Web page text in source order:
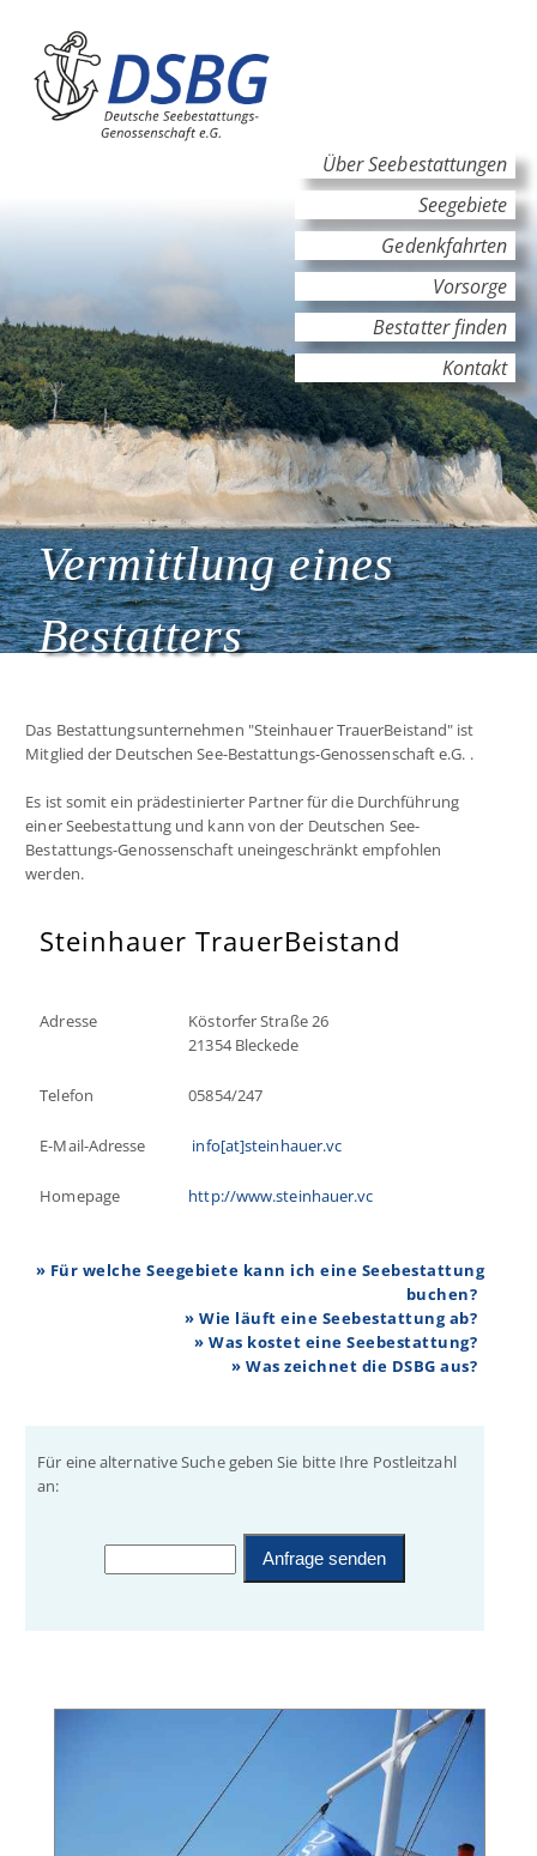
Hauptinhalt
Hauptnavigation
Über Seebestattungen
Seegebiete
Gedenkfahrten
Vorsorge
Bestatter finden
Kontakt
Vermittlung eines
Bestatters
Das Bestattungsunternehmen "Steinhauer TrauerBeistand" ist
Mitglied der Deutschen See-Bestattungs-Genossenschaft e.G. .
Es ist somit ein prädestinierter Partner für die Durchführung
einer Seebestattung und kann von der Deutschen See-
Bestattungs-Genossenschaft uneingeschränkt empfohlen
werden.
Steinhauer TrauerBeistand
Adresse
Köstorfer Straße 26
21354 Bleckede
Telefon 05854/247
E-Mail-Adresse info[at]steinhauer.vc
Homepage http://www.steinhauer.vc
» Für welche Seegebiete kann ich eine Seebestattung
buchen?
» Wie läuft eine Seebestattung ab?
» Was kostet eine Seebestattung?
» Was zeichnet die DSBG aus?
Für eine alternative Suche geben Sie bitte Ihre Postleitzahl
an: